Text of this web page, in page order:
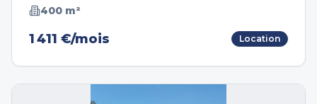
400 m²
1 411 €/mois Location